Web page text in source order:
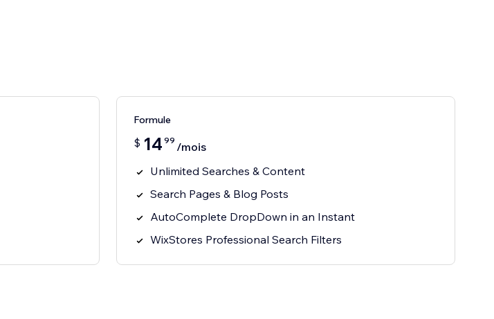
Formule
$ 14 99 /mois
Unlimited Searches & Content
Search Pages & Blog Posts
AutoComplete DropDown in an Instant
WixStores Professional Search Filters